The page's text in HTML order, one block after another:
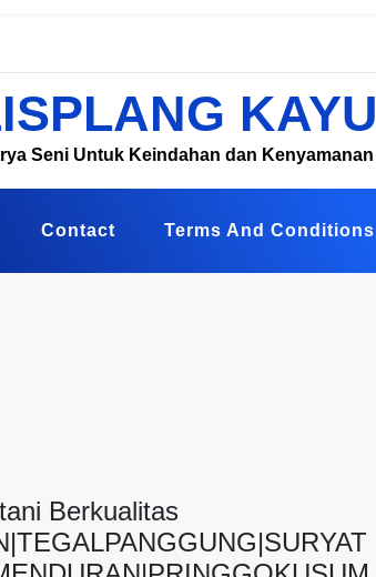
KAYU
Seni Untuk Keindahan dan Kenyamanan
Contact Terms And Conditions
Berkualitas